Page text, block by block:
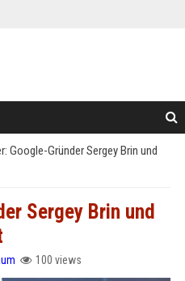
Google-Gründer Sergey Brin und
Sergey Brin und
100 views